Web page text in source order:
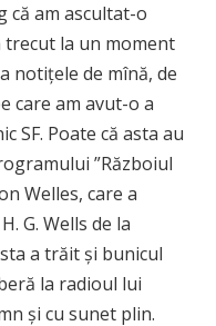
că am ascultat-o
trecut la un moment
notițele de mînă, de
care am avut-o a
SF. Poate că asta au
”Războiul
Welles, care a
G. Wells de la
a trăit și bunicul
la radioul lui
și cu sunet plin.